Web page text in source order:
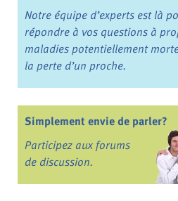
Notre équipe d’experts est là
répondre à vos questions à
maladies potentiellement
la perte d’un proche.
Simplement envie de parler?
Participez aux forums
de discussion.